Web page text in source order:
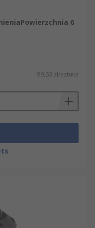
6
99,63 zł/sztuka